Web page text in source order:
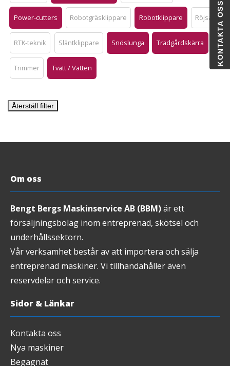
Power-cutters Robotgräsklippare Robotklippare Röjsåg
RTK-teknik Släntklippare Snöslunga Trädgårdskärra
Trimmer Tvätt / Vatten
Återställ filter
Om oss
Bengt Bergs Maskinservice AB (BBM)är ett
försäljningsbolag inom entreprenad, skötsel och
underhållssektorn.
Vår verksamhet består av att importera och sälja
entreprenad maskiner. Vi tillhandahåller även
reservdelar och service.
Sidor & Länkar
Kontakta oss
Nya maskiner
Begagnat
KONTAKTA OSS